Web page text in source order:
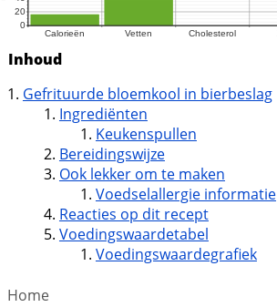
Inhoud
Gefrituurde bloemkool in bierbeslag
Ingrediënten
Keukenspullen
Bereidingswijze
Ook lekker om te maken
Voedselallergie informatie
Reacties op dit recept
Voedingswaardetabel
Voedingswaardegrafiek
Home